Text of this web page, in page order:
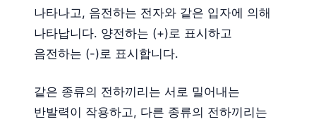
나타나고, 음전하는 전자와 같은 입자에 의해
나타납니다. 양전하는 (+)로 표시하고
음전하는 (-)로 표시합니다.
같은 종류의 전하끼리는 서로 밀어내는
반발력이 작용하고, 다른 종류의 전하끼리는